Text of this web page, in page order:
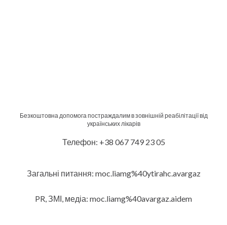
Безкоштовна допомога постраждалим в зовнішній реабілітації від
українських лікарів
Телефон: +38 067 749 23 05
Загальні питання: moc.liamg%40ytirahc.avargaz
PR, ЗМІ, медіа: moc.liamg%40avargaz.aidem